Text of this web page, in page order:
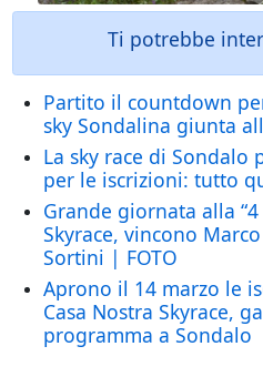
Ti potrebbe
Partito il countdown
sky Sondalina giunta
La sky race di
per le iscrizioni: tutto
Grande giornata alla “4
Skyrace, vincono
Sortini | FOTO
Aprono il 14 marzo le
Casa Nostra Skyrace,
programma a Sondalo